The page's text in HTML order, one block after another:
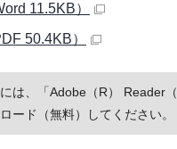
11.5KB）
50.4KB）
は、「Adobe（R） Reader
ード（無料）してください。